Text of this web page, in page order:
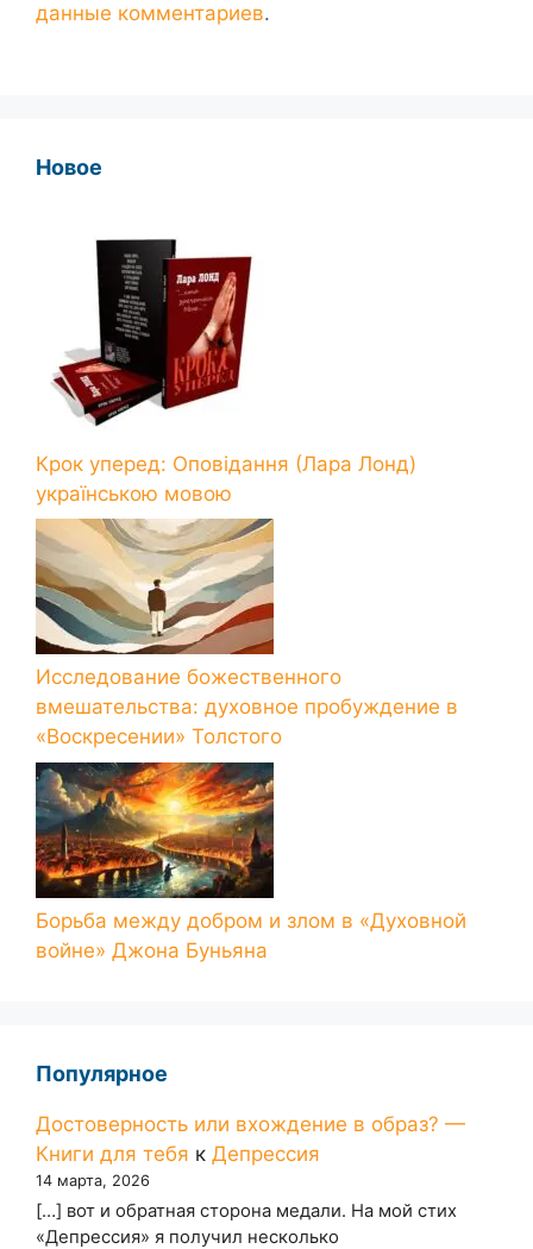
данные комментариев.
Новое
Крок уперед: Оповідання (Лара Лонд)
українською мовою
Исследование божественного
вмешательства: духовное пробуждение в
«Воскресении» Толстого
Борьба между добром и злом в «Духовной
войне» Джона Буньяна
Популярное
Достоверность или вхождение в образ? —
Книги для тебя к Депрессия
14 марта, 2026
[…] вот и обратная сторона медали. На мой стих
«Депрессия» я получил несколько